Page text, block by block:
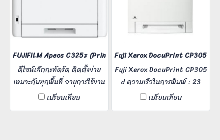
FUJIFILM Apeos C325z (Print Copy Scan Fax) พิมพ์ความเร็วสี
ดีไซน์เล็กกะทัดรัด ติดตั้งง่าย
เหมาะกับทุกพื้นที่ อายุการใช้งาน
เครื่องสูงถึง 100,000 หน้า
เปรียบเทียบ
Fuji Xerox DocuPrint CP305 d
Fuji Xerox DocuPrint CP305
d ความเร็วในการพิมพ์ : 23
แผ่น/นาที (ขาว-ดำ) / 23
เปรียบเทียบ